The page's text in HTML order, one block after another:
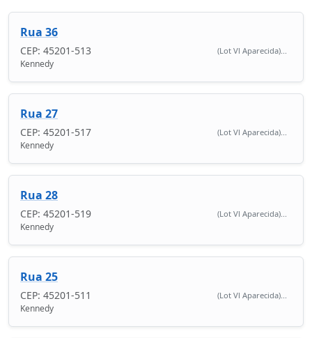
Rua 36
CEP: 45201-513 (Lot Vl Aparecida)...
Kennedy
Rua 27
CEP: 45201-517 (Lot Vl Aparecida)...
Kennedy
Rua 28
CEP: 45201-519 (Lot Vl Aparecida)...
Kennedy
Rua 25
CEP: 45201-511 (Lot Vl Aparecida)...
Kennedy